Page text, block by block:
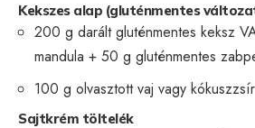
Kekszes alap (gluténmentes
200 g darált gluténmentes keksz
mandula + 50 g gluténmentes
100 g olvasztott vaj vagy kókuszzsír
Sajtkrém töltelék